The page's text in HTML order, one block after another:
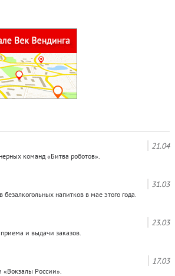
21.04
команд «Битва роботов».
31.03
напитков в мае этого года.
23.03
и выдачи заказов.
17.03
«Вокзалы России».